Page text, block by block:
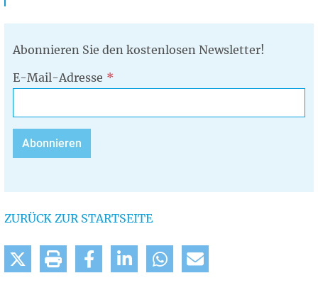
Abonnieren Sie den kostenlosen Newsletter!
E-Mail-Adresse
ZURÜCK ZUR STARTSEITE